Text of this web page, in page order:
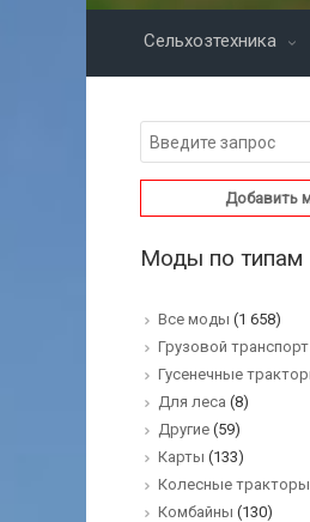
Сельхозтехника
Добавить
Моды по типам
Все моды (1 658)
Грузовой транспорт
Гусенечные
Для леса (8)
Другие (59)
Карты (133)
Колесные тракторы
Комбайны (130)